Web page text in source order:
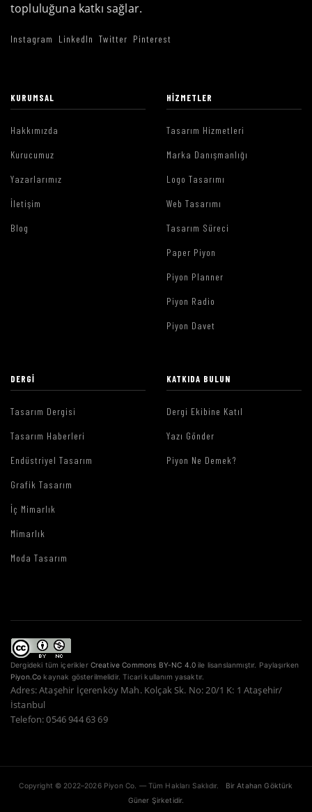
topluluğuna katkı sağlar.
Instagram LinkedIn Twitter Pinterest
KURUMSAL
Hakkımızda
Kurucumuz
Yazarlarımız
İletişim
Blog
HIZMETLER
Tasarım Hizmetleri
Marka Danışmanlığı
Logo Tasarımı
Web Tasarımı
Tasarım Süreci
Paper Piyon
Piyon Planner
Piyon Radio
Piyon Davet
DERGI
Tasarım Dergisi
Tasarım Haberleri
Endüstriyel Tasarım
Grafik Tasarım
İç Mimarlık
Mimarlık
Moda Tasarım
KATKIDA BULUN
Dergi Ekibine Katıl
Yazı Gönder
Piyon Ne Demek?
Dergideki tüm içerikler Creative Commons BY-NC 4.0 ile lisanslanmıştır. Paylaşırken
Piyon.Co kaynak gösterilmelidir. Ticari kullanım yasaktır.
Adres: Ataşehir İçerenköy Mah. Kolçak Sk. No: 20/1 K: 1 Ataşehir/
İstanbul
Telefon: 0546 944 63 69
Copyright © 2022–2026 Piyon Co. — Tüm Hakları Saklıdır.
Bir Atahan Göktürk
Güner Şirketidir.